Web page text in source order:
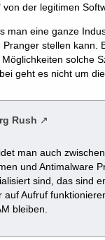
der legitimen
man eine ganze
stellen kann.
solche
geht es nicht um
Rush
man auch zwischen
und Antimalware
sind, das sind
auf Aufruf
bleiben.